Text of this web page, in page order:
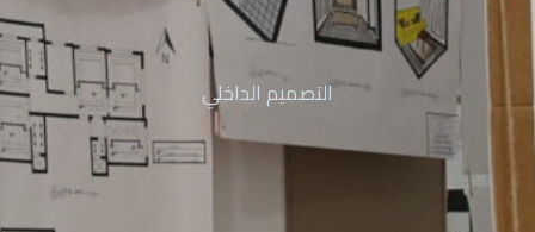
التصميم الداخلي